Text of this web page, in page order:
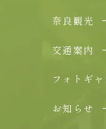
奈良観光
交通案内
フォトギ
お知らせ